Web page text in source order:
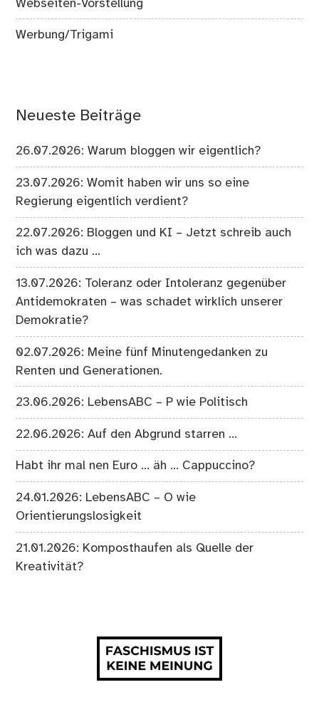
Webseiten-Vorstellung
Werbung/Trigami
Neueste Beiträge
26.07.2026: Warum bloggen wir eigentlich?
23.07.2026: Womit haben wir uns so eine
Regierung eigentlich verdient?
22.07.2026: Bloggen und KI – Jetzt schreib auch
ich was dazu …
13.07.2026: Toleranz oder Intoleranz gegenüber
Antidemokraten – was schadet wirklich unserer
Demokratie?
02.07.2026: Meine fünf Minutengedanken zu
Renten und Generationen.
23.06.2026: LebensABC – P wie Politisch
22.06.2026: Auf den Abgrund starren …
Habt ihr mal nen Euro … äh … Cappuccino?
24.01.2026: LebensABC – O wie
Orientierungslosigkeit
21.01.2026: Komposthaufen als Quelle der
Kreativität?